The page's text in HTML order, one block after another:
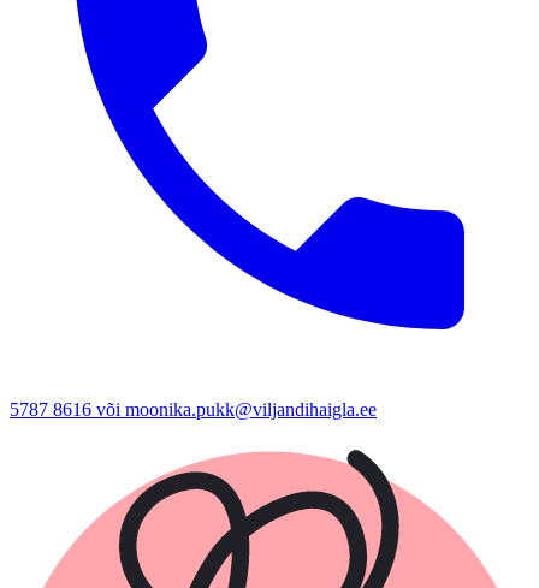
5787 8616 või moonika.pukk@viljandihaigla.ee